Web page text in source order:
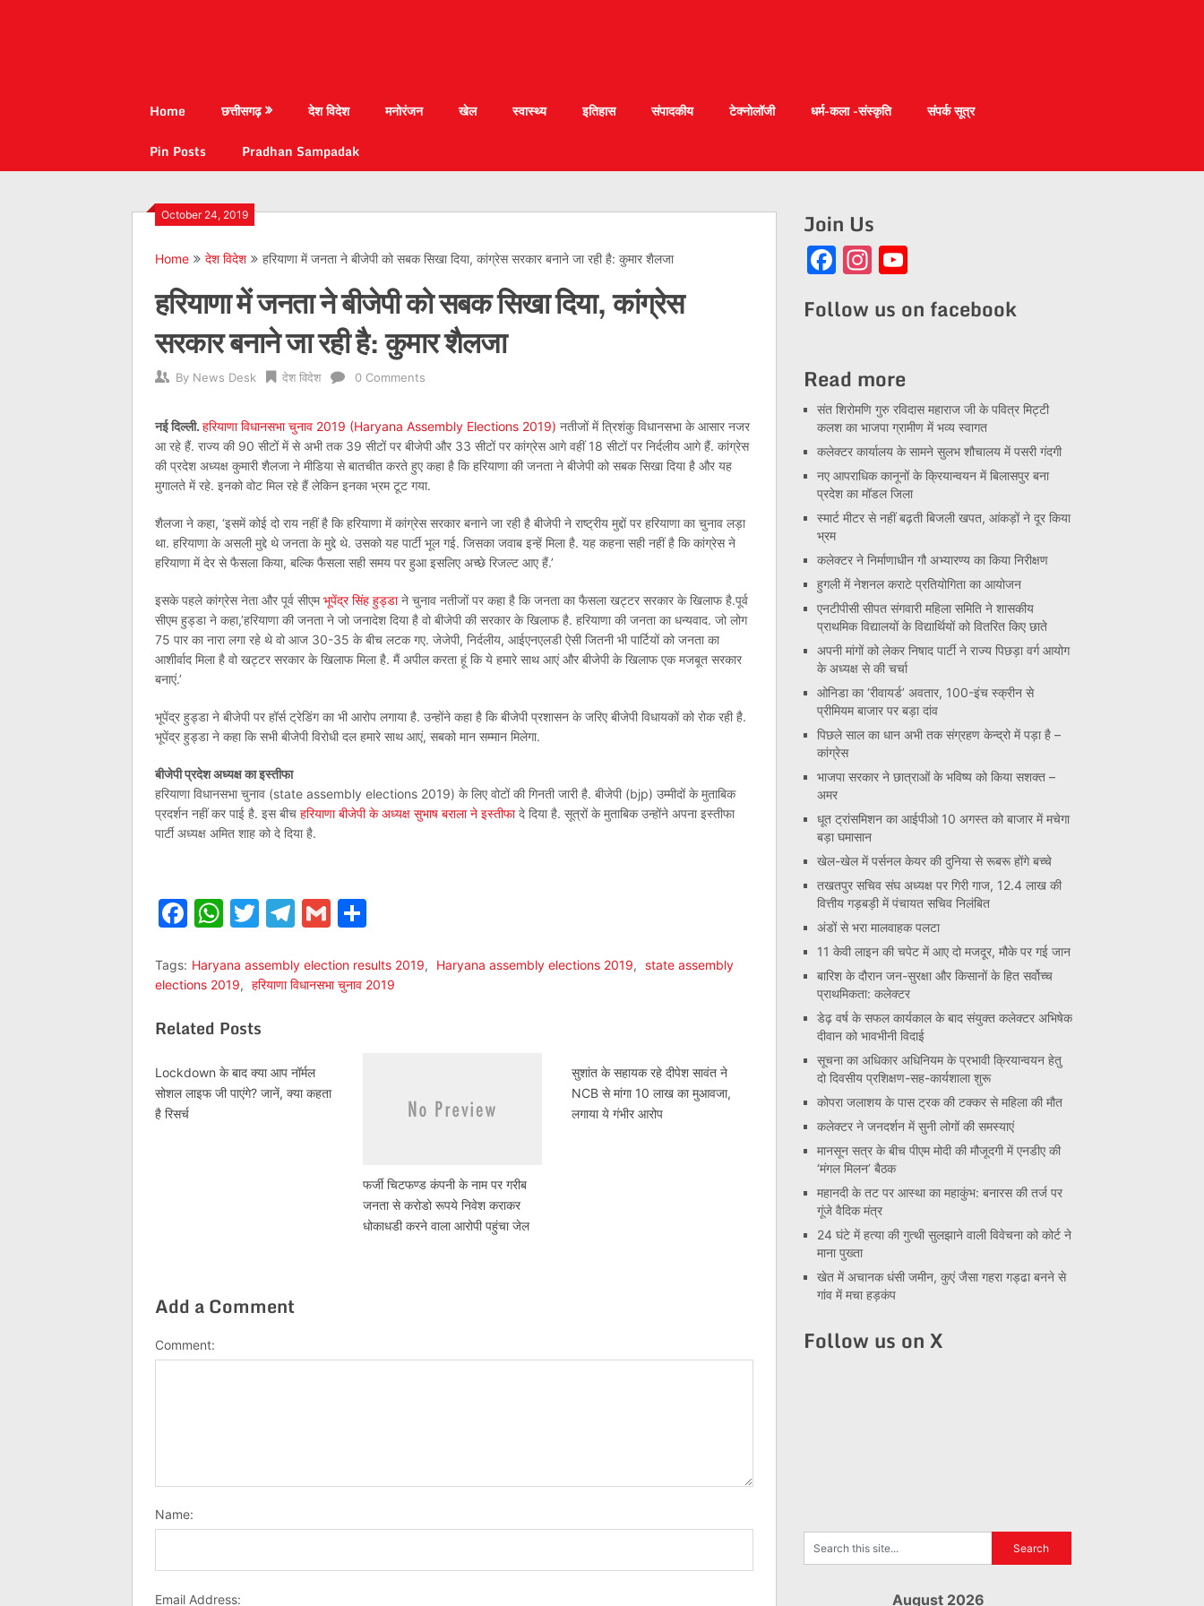
Home छत्तीसगढ़ देश विदेश मनोरंजन खेल स्वास्थ्य इतिहास संपादकीय टेक्नोलॉजी धर्म-कला -संस्कृति
संपर्क सूत्र
Pin Posts
Pradhan Sampadak
October 24, 2019
Home देश विदेश हरियाणा में जनता ने बीजेपी को सबक सिखा दिया, कांग्रेस सरकार बनाने जा रही है: कुमार शैलजा
हरियाणा में जनता ने बीजेपी को सबक सिखा दिया, कांग्रेस
सरकार बनाने जा रही है: कुमार शैलजा
By News Desk देश विदेश 0 Comments
नई दिल्ली. हरियाणा विधानसभा चुनाव 2019 (Haryana Assembly Elections 2019) नतीजों में त्रिशंकु विधानसभा के आसार नजर
आ रहे हैं. राज्य की 90 सीटों में से अभी तक 39 सीटों पर बीजेपी और 33 सीटों पर कांग्रेस आगे वहीं 18 सीटों पर निर्दलीय आगे हैं. कांग्रेस
की प्रदेश अध्यक्ष कुमारी शैलजा ने मीडिया से बातचीत करते हुए कहा है कि हरियाणा की जनता ने बीजेपी को सबक सिखा दिया है और यह
मुगालते में रहे. इनको वोट मिल रहे हैं लेकिन इनका भ्रम टूट गया.
शैलजा ने कहा, ‘इसमें कोई दो राय नहीं है कि हरियाणा में कांग्रेस सरकार बनाने जा रही है बीजेपी ने राष्ट्रीय मुद्दों पर हरियाणा का चुनाव लड़ा
था. हरियाणा के असली मुद्दे थे जनता के मुद्दे थे. उसको यह पार्टी भूल गई. जिसका जवाब इन्हें मिला है. यह कहना सही नहीं है कि कांग्रेस ने
हरियाणा में देर से फैसला किया, बल्कि फैसला सही समय पर हुआ इसलिए अच्छे रिजल्ट आए हैं.’
इसके पहले कांग्रेस नेता और पूर्व सीएमभूपेंद्र सिंह हुड्डाने चुनाव नतीजों पर कहा है कि जनता का फैसला खट्टर सरकार के खिलाफ है.पूर्व
सीएम हुड्डा ने कहा,’हरियाणा की जनता ने जो जनादेश दिया है वो बीजेपी की सरकार के खिलाफ है. हरियाणा की जनता का धन्यवाद. जो लोग
75 पार का नारा लगा रहे थे वो आज 30-35 के बीच लटक गए. जेजेपी, निर्दलीय, आईएनएलडी ऐसी जितनी भी पार्टियों को जनता का
आशीर्वाद मिला है वो खट्टर सरकार के खिलाफ मिला है. मैं अपील करता हूं कि ये हमारे साथ आएं और बीजेपी के खिलाफ एक मजबूत सरकार
बनाएं.’
भूपेंद्र हुड्डा ने बीजेपी पर हॉर्स ट्रेडिंग का भी आरोप लगाया है. उन्होंने कहा है कि बीजेपी प्रशासन के जरिए बीजेपी विधायकों को रोक रही है.
भूपेंद्र हुड्डा ने कहा कि सभी बीजेपी विरोधी दल हमारे साथ आएं, सबको मान सम्मान मिलेगा.
बीजेपी प्रदेश अध्यक्ष का इस्तीफा
हरियाणा विधानसभा चुनाव (state assembly elections 2019) के लिए वोटों की गिनती जारी है. बीजेपी (bjp) उम्मीदों के मुताबिक
प्रदर्शन नहीं कर पाई है. इस बीच हरियाणा बीजेपी के अध्यक्ष सुभाष बराला ने इस्तीफादे दिया है. सूत्रों के मुताबिक उन्होंने अपना इस्तीफा
पार्टी अध्यक्ष अमित शाह को दे दिया है.
Facebook
WhatsApp
Twitter
Telegram
Gmail
Tags: Haryana assembly election results 2019, Haryana assembly elections 2019,
state assembly
elections 2019, हरियाणा विधानसभा चुनाव 2019
Related Posts
Lockdown के बाद क्या आप नॉर्मल
सोशल लाइफ जी पाएंगे? जानें, क्या कहता
है रिसर्च
फर्जी चिटफण्‍ड कंपनी के नाम पर गरीब
जनता से करोडो रूपये निवेश कराकर
धोकाधडी करने वाला आरोपी पहुंचा जेल
सुशांत के सहायक रहे दीपेश सावंत ने
NCB से मांगा 10 लाख का मुआवजा,
लगाया ये गंभीर आरोप
Add a Comment
Comment:
Name:
Email Address:
Join Us
Facebook
Instagram
Follow us on facebook
Read more
संत शिरोमणि गुरु रविदास महाराज जी के पवित्र मिट्टी
कलश का भाजपा ग्रामीण में भव्य स्वागत
कलेक्टर कार्यालय के सामने सुलभ शौचालय में पसरी गंदगी
नए आपराधिक कानूनों के क्रियान्वयन में बिलासपुर बना
प्रदेश का मॉडल जिला
स्मार्ट मीटर से नहीं बढ़ती बिजली खपत, आंकड़ों ने दूर किया
भ्रम
कलेक्टर ने निर्माणाधीन गौ अभ्यारण्य का किया निरीक्षण
हुगली में नेशनल कराटे प्रतियोगिता का आयोजन
एनटीपीसी सीपत संगवारी महिला समिति ने शासकीय
प्राथमिक विद्यालयों के विद्यार्थियों को वितरित किए छाते
अपनी मांगों को लेकर निषाद पार्टी ने राज्य पिछड़ा वर्ग आयोग
के अध्यक्ष से की चर्चा
ओनिडा का ‘रीवायर्ड’ अवतार, 100-इंच स्क्रीन से
प्रीमियम बाजार पर बड़ा दांव
पिछले साल का धान अभी तक संग्रहण केन्द्रो में पड़ा है –
कांग्रेस
भाजपा सरकार ने छात्राओं के भविष्य को किया सशक्त –
अमर
धूत ट्रांसमिशन का आईपीओ 10 अगस्त को बाजार में मचेगा
बड़ा घमासान
खेल-खेल में पर्सनल केयर की दुनिया से रूबरू होंगे बच्चे
तखतपुर सचिव संघ अध्यक्ष पर गिरी गाज, 12.4 लाख की
वित्तीय गड़बड़ी में पंचायत सचिव निलंबित
अंडों से भरा मालवाहक पलटा
11 केवी लाइन की चपेट में आए दो मजदूर, मौके पर गई जान
बारिश के दौरान जन-सुरक्षा और किसानों के हित सर्वोच्च
प्राथमिकता: कलेक्टर
डेढ़ वर्ष के सफल कार्यकाल के बाद संयुक्त कलेक्टर अभिषेक
दीवान को भावभीनी विदाई
सूचना का अधिकार अधिनियम के प्रभावी क्रियान्वयन हेतु
दो दिवसीय प्रशिक्षण-सह-कार्यशाला शुरू
कोपरा जलाशय के पास ट्रक की टक्कर से महिला की मौत
कलेक्टर ने जनदर्शन में सुनी लोगों की समस्याएं
मानसून सत्र के बीच पीएम मोदी की मौजूदगी में एनडीए की
‘मंगल मिलन’ बैठक
महानदी के तट पर आस्था का महाकुंभ: बनारस की तर्ज पर
गूंजे वैदिक मंत्र
24 घंटे में हत्या की गुत्थी सुलझाने वाली विवेचना को कोर्ट ने
माना पुख्ता
खेत में अचानक धंसी जमीन, कुएं जैसा गहरा गड्ढा बनने से
गांव में मचा हड़कंप
Follow us on X
August 2026